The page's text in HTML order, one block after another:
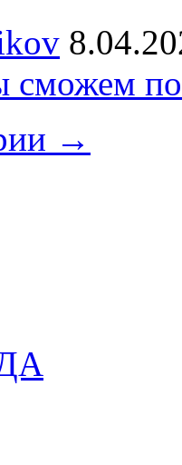
сможем
→